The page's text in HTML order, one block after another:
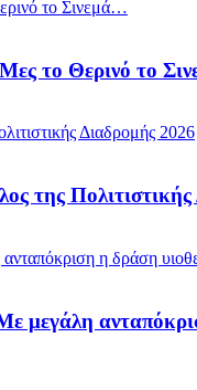
το Θερινό το
της